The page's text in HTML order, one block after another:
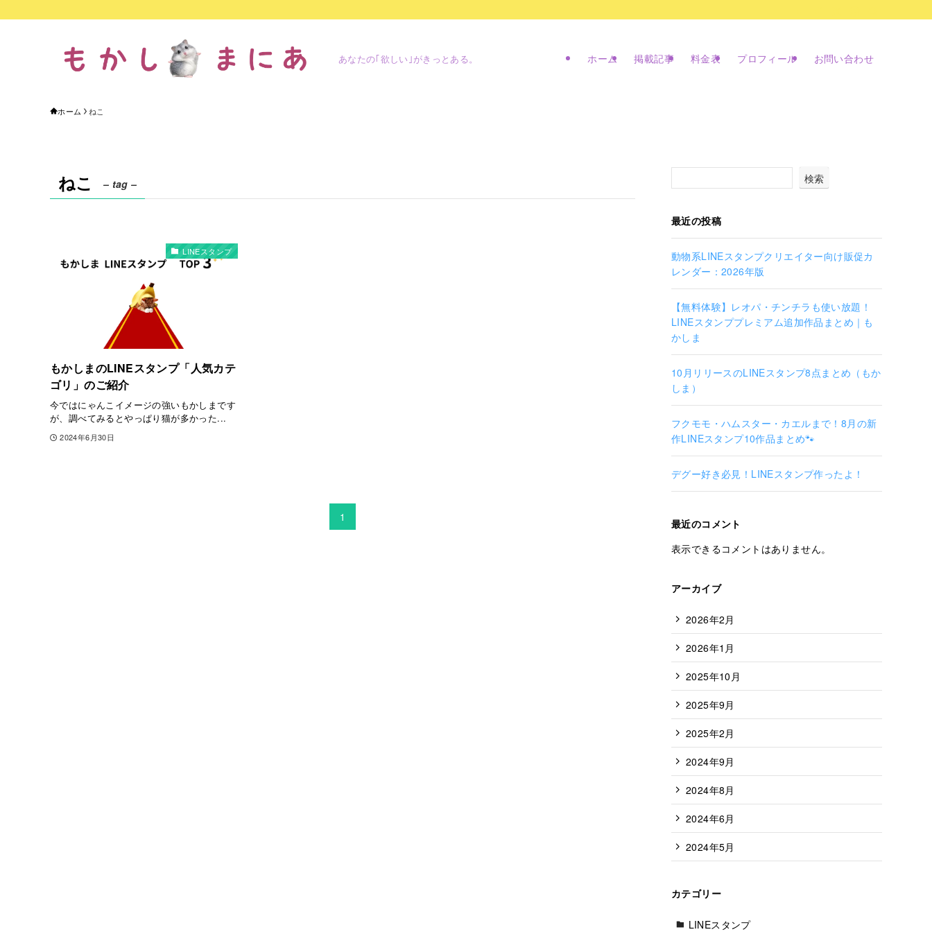
あなたの｢欲しい｣がきっとある。 ホーム 掲載記事 料金表 プロフィール お問い合わせ
ホーム ねこ
ねこ – tag –
LINEスタンプ
もかしまのLINEスタンプ「人気カテ
ゴリ」のご紹介
今ではにゃんこイメージの強いもかしまです
が、調べてみるとやっぱり猫が多かった...
2024年6月30日
1
検索
最近の投稿
動物系LINEスタンプクリエイター向け販促カ
レンダー：2026年版
【無料体験】レオパ・チンチラも使い放題！
LINEスタンププレミアム追加作品まとめ｜も
かしま
10月リリースのLINEスタンプ8点まとめ（もか
しま）
フクモモ・ハムスター・カエルまで！8月の新
作LINEスタンプ10作品まとめ🐾
デグー好き必見！LINEスタンプ作ったよ！
最近のコメント
表示できるコメントはありません。
アーカイブ
2026年2月
2026年1月
2025年10月
2025年9月
2025年2月
2024年9月
2024年8月
2024年6月
2024年5月
カテゴリー
LINEスタンプ